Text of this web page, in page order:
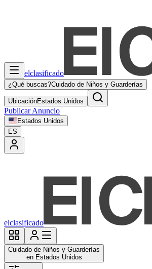
elclasificado
¿Qué buscas?Cuidado de Niños y Guarderías
UbicaciónEstados Unidos
Publicar Anuncio
Estados Unidos
ES
elclasificado
Cuidado de Niños y Guarderías
en Estados Unidos